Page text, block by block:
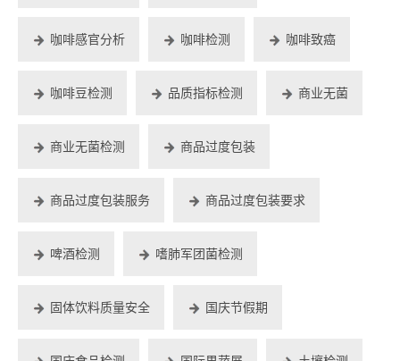
咖啡感官分析 咖啡检测 咖啡致癌
咖啡豆检测 品质指标检测 商业无菌
商业无菌检测 商品过度包装
商品过度包装服务 商品过度包装要求
啤酒检测 嗜肺军团菌检测
固体饮料质量安全 国庆节假期